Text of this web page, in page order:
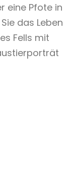
eine Pfote in
das Leben
Fells mit